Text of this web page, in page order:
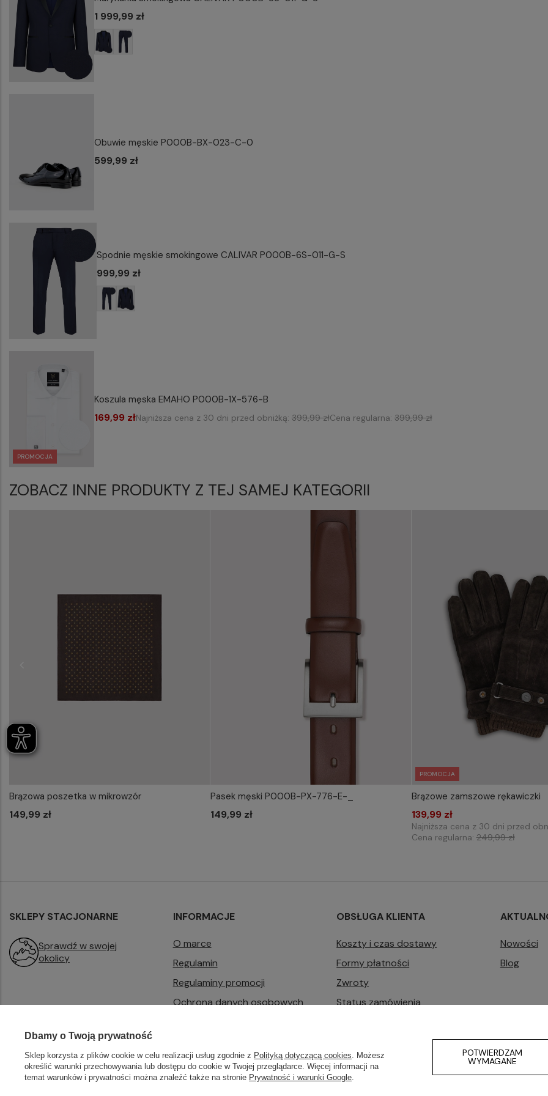
1 999,99 zł
Obuwie męskie P000B-BX-023-C-0
599,99 zł
Spodnie męskie smokingowe CALIVAR P000B-6S-011-G-S
999,99 zł
PROMOCJA
Koszula męska EMAHO P000B-1X-576-B
169,99 złNajniższa cena z 30 dni przed obniżką: 399,99 złCena regularna: 399,99 zł
ZOBACZ INNE PRODUKTY Z TEJ SAMEJ KATEGORII
WYBIERZ ROZMIAR DO KOSZYKA
Brązowa poszetka w mikrowzór
149,99 zł
WYBIERZ ROZMIAR DO KOSZYKA
85
Pasek męski P000B-PX-776-E-_
149,99 zł
PROMOCJA
WYBIERZ ROZMIAR DO
Brązowe zamszowe rękawiczki
139,99 zł
Najniższa cena z 30 dni przed
Cena regularna:249,99 zł
SKLEPY STACJONARNE
Sprawdź w swojej
okolicy
INFORMACJE
O marce
Regulamin
Regulaminy promocji
Ochrona danych osobowych
OBSŁUGA KLIENTA
Koszty i czas dostawy
Formy płatności
Zwroty
Status zamówienia
Zarządzaj plikami cookie
Nowości
Blog
Dbamy o Twoją prywatność
Sklep korzysta z plików cookie w celu realizacji usług zgodnie z Polityką dotyczącą cookies . Możesz
określić warunki przechowywania lub dostępu do cookie w Twojej przeglądarce. Więcej informacji na
temat warunków i prywatności można znaleźć także na stronie Prywatność i warunki Google
POTWIERDZAM
WYMAGANE